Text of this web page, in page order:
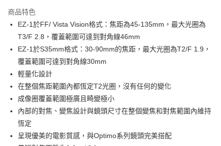
合作金庫商業銀行
華南商業銀行
彰化商業銀行
上海商業儲蓄銀行
台北富邦商業銀行
國泰世華商業銀行
兆豐國際商業銀行
臺灣中小企業銀行
匯豐（台灣）商業銀行
聯邦商業銀行
元大商業銀行
永豐商業銀行
玉山商業銀行
台新國際商業銀行
中國信託商業銀行
台灣樂天信用卡公司
6 期 0 利率 每期
華南商業銀行
彰化商業銀行
上海商業儲蓄銀行
台北富邦商業銀行
國泰世華商業銀行
臺灣中小企業銀行
匯豐（台灣）商業銀行
華泰商業銀行
聯邦商業銀行
元大商業銀行
玉山商業銀行
星展（台灣）商業銀行
台新國際商業銀行
台灣樂天信用卡公司
12 期 0 利率 每期 NT$833,333 21家銀行
合作金庫商業銀行
第一商業銀行
上海商業儲蓄銀行
國泰世華商業銀行
臺灣中小企業銀行
台中商業銀行
匯豐（台灣）商業銀行
聯邦商業銀行
遠東國際商業銀行
元大商業銀行
玉山商業銀行
台新國際商業銀行
中國信託商業銀行
超商取貨付款
LINE Pay
Apple Pay
街口支付
悠遊付
Google Pay
商品特色
EZ-1於FF/ Vista Vision格式：焦距為45-135mm，最大光圈為
T3/F 2.8，覆蓋範圍可達到對角線46mm
EZ-1於S35mm格式：30-90mm的焦距，最大光圈為T2/F 1.9，
覆蓋範圍可達到對角線30mm
輕量化設計
在整個焦距範圍內都恆定T2光圈，沒有任何的變化
成像圈覆蓋範圍極廣且畸變極小
內部的對焦、變焦設計與鏡頭尺寸在整個變焦和對焦範圍內維持
恆定
呈現優美的電影質感，與Optimo系列鏡頭完美搭配